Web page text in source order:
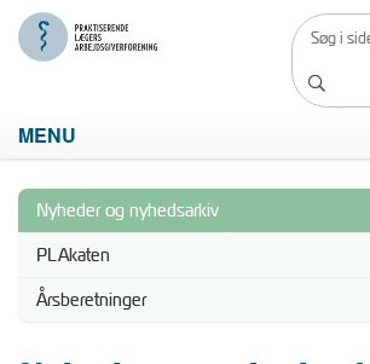
MENU
Nyheder og nyhedsarkiv
PLAkaten
Årsberetninger